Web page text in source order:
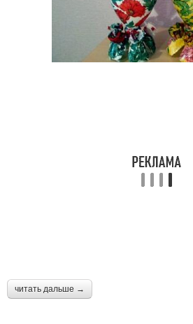
читать дальше →